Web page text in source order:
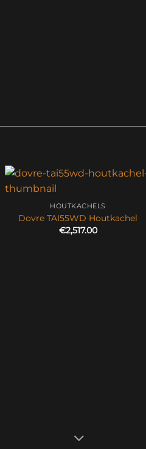
HOUTKACHELS
Dovre TAI55WD Houtkachel
€2,517.00